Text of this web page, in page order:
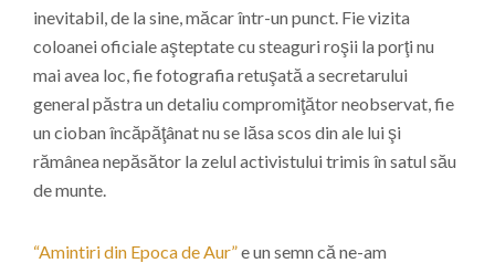
inevitabil, de la sine, măcar într-un punct. Fie vizita
coloanei oficiale aşteptate cu steaguri roşii la porţi nu
mai avea loc, fie fotografia retuşată a secretarului
general păstra un detaliu compromiţător neobservat, fie
un cioban încăpăţânat nu se lăsa scos din ale lui şi
rămânea nepăsător la zelul activistului trimis în satul său
de munte.
“Amintiri din Epoca de Aur”e un semn că ne-am